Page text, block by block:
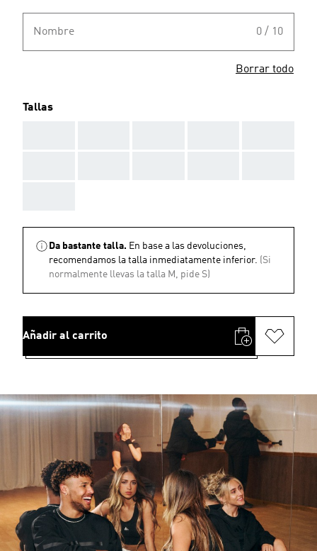
Nombre 0 / 10
Borrar todo
Tallas
Da bastante talla. En base a las devoluciones,
recomendamos la talla inmediatamente inferior. (Si
normalmente llevas la talla M, pide S)
Añadir al carrito